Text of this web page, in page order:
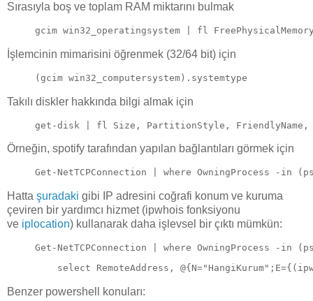
Sırasıyla boş ve toplam RAM miktarını bulmak
gcim win32_operatingsystem | fl
İşlemcinin mimarisini öğrenmek (32/64 bit) için
(gcim win32_computersystem).systemtype
Takılı diskler hakkında bilgi almak için
get-disk | fl Size, PartitionStyle, FriendlyName,
Örneğin, spotify tarafından yapılan bağlantıları görmek için
Get-NetTCPConnection | where OwningProcess -in
Hatta şuradaki gibi IP adresini coğrafi konum ve kuruma
çeviren bir yardımcı hizmet (ipwhois fonksiyonu
ve iplocation) kullanarak daha işlevsel bir çıktı mümkün:
Get-NetTCPConnection | where OwningProcess -
select RemoteAddress,
Benzer powershell konuları: